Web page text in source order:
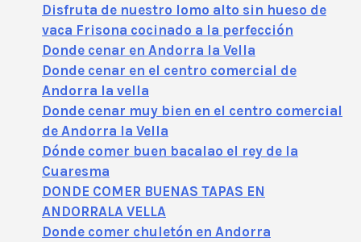
Disfruta de nuestro lomo alto sin hueso de
vaca Frisona cocinado a la perfección
Donde cenar en Andorra la Vella
Donde cenar en el centro comercial de
Andorra la vella
Donde cenar muy bien en el centro comercial
de Andorra la Vella
Dónde comer buen bacalao el rey de la
Cuaresma
DONDE COMER BUENAS TAPAS EN
ANDORRALA VELLA
Donde comer chuletón en Andorra